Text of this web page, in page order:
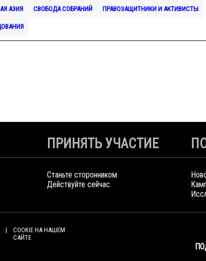
АЗИЯ СВОБОДА СОБРАНИЙ ПРАВОЗАЩИТНИКИ И АКТИВИСТЫ
ПРИНЯТЬ УЧАСТИЕ
Станьте сторонником
Действуйте сейчас
COOKIE НА НАШЕМ
САЙТЕ